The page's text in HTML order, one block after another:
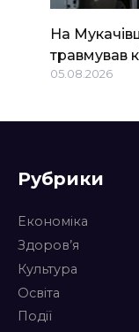
На
травмував
05.08.2026
Рубрики
Економіка
Здоров’я
Культура
Освіта
Події